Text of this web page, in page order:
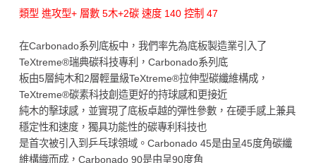
類型 進攻型+ 層數 5木+2碳 速度 140 控制 47
在Carbonado系列底板中，我們率先為底板製造業引入了
TeXtreme®瑞典碳科技專利，Carbonado系列底
板由5層純木和2層輕量級TeXtreme®拉伸型碳纖維構成，
TeXtreme®碳素科技創造更好的持球感和更接近
純木的擊球感，並實現了底板卓越的彈性參數，在硬手感上兼具
穩定性和速度，獨具功能性的碳專利科技也
是首次被引入到乒乓球領域。Carbonado 45是由呈45度角碳纖
維構織而成，Carbonado 90是由呈90度角